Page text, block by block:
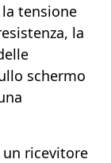
tensione
la
schermo
ricevitore